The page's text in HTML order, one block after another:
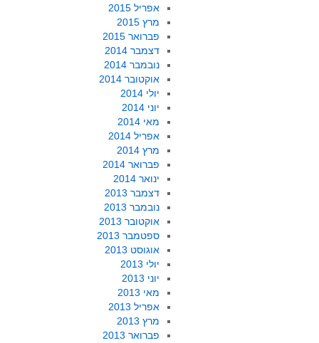
אפריל 2015
מרץ 2015
פברואר 2015
דצמבר 2014
נובמבר 2014
אוקטובר 2014
יולי 2014
יוני 2014
מאי 2014
אפריל 2014
מרץ 2014
פברואר 2014
ינואר 2014
דצמבר 2013
נובמבר 2013
אוקטובר 2013
ספטמבר 2013
אוגוסט 2013
יולי 2013
יוני 2013
מאי 2013
אפריל 2013
מרץ 2013
פברואר 2013